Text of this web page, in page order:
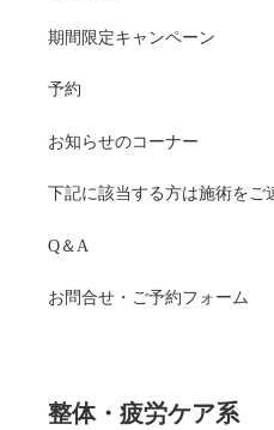
期間限定キャンペーン
予約
お知らせのコーナー
下記に該当する方は施術をご
Q＆A
お問合せ・ご予約フォーム
整体・疲労ケア系